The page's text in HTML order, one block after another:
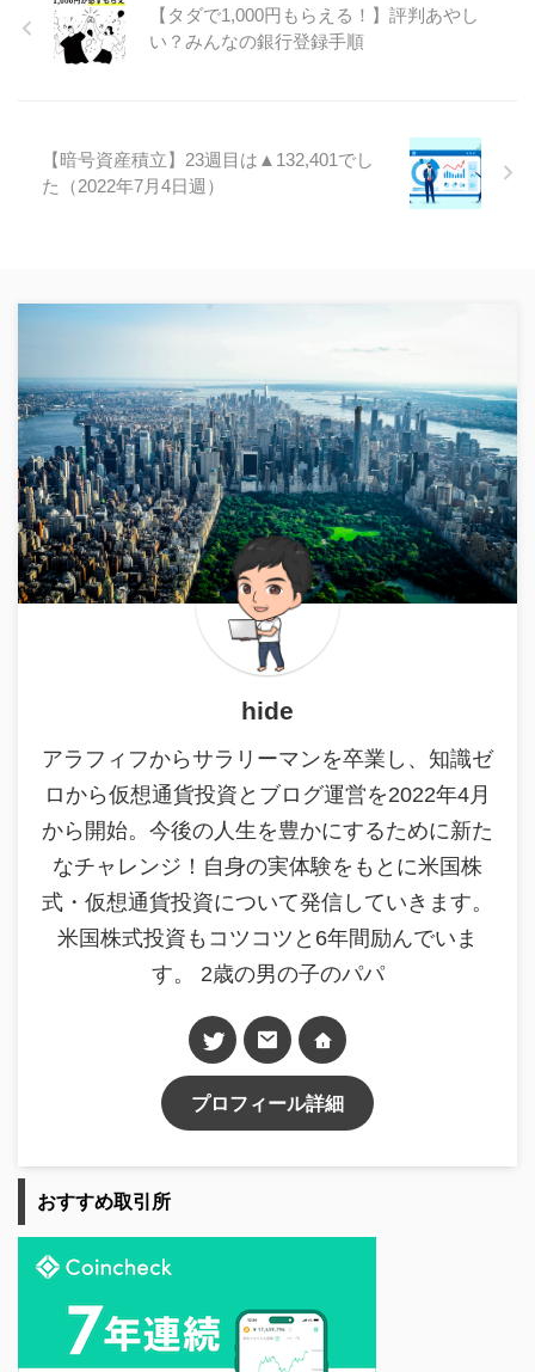
【タダで1,000円もらえる！】評判あやし
い？みんなの銀行登録手順
【暗号資産積立】23週目は▲132,401でし
た（2022年7月4日週）
hide
アラフィフからサラリーマンを卒業し、知識ゼ
ロから仮想通貨投資とブログ運営を2022年4月
から開始。今後の人生を豊かにするために新た
なチャレンジ！自身の実体験をもとに米国株
式・仮想通貨投資について発信していきます。
米国株式投資もコツコツと6年間励んでいま
す。 2歳の男の子のパパ
プロフィール詳細
おすすめ取引所